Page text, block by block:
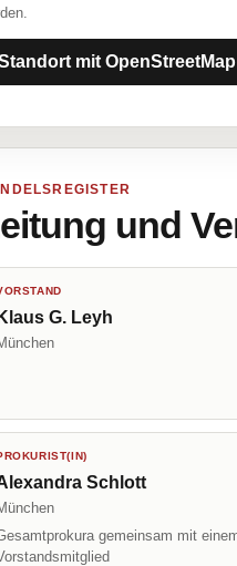
mit
und
Klaus G. Leyh
Schlott
gemeinsam mit